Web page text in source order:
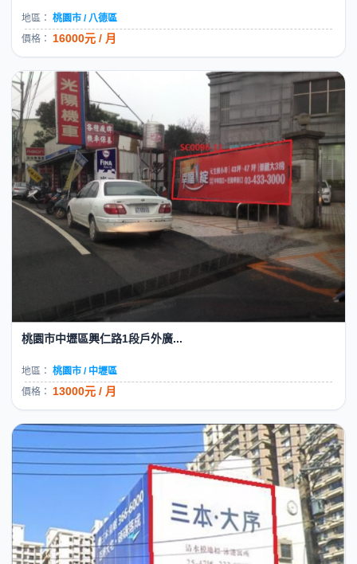
地區： 桃園市 / 八德區
價格： 16000元 / 月
桃園市中壢區興仁路1段戶外廣...
地區： 桃園市 / 中壢區
價格： 13000元 / 月